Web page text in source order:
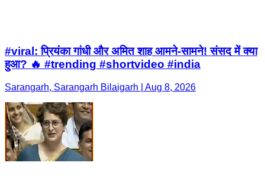
#viral: प्रियंका गांधी और अमित शाह आमने-सामने! संसद में क्या
हुआ? 🔥 #trending #shortvideo #india
Sarangarh, Sarangarh Bilaigarh | Aug 8, 2026